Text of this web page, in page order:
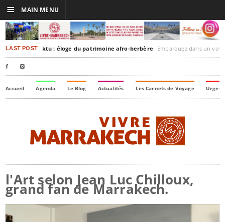
LAST POSTTimbuktu : éloge du patrimoine afro-berbère Embarquez dans un voyage culturel dans le
 
Accueil Agenda Le Blog Actualités Les Carnets de Voyage
l'Art selon Jean Luc Chilloux,
grand fan de Marrakech.
☰ MAIN MENU